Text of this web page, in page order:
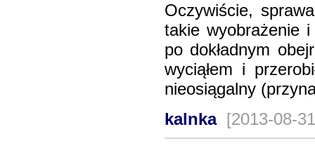
Oczywiście,
takie wyobrażenie
po dokładnym
wyciąłem i
nieosiągalny
kalnka[2013-08-